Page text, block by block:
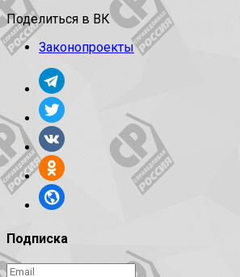
Поделиться в ВК
Законопроекты
Подписка